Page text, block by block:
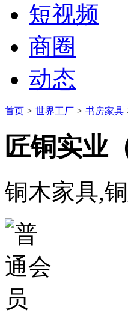
短视频
商圈
动态
首页 > 世界工厂 > 书房家具
匠铜实业
铜木家具,